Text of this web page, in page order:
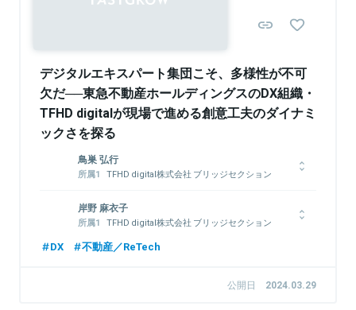
デジタルエキスパート集団こそ、多様性が不可
欠だ──東急不動産ホールディングスのDX組織・
TFHD digitalが現場で進める創意工夫のダイナミ
ックさを探る
鳥巣 弘行
TFHD digital株式会社 ブリッジセクション
プCX・イノベーション推進部
新卒でインターネット総合企業に入社してエンジニアを経験後、
ラインサービスの企画・運営を経験。2020年に東急不動産へ入
岸野 麻衣子
TFHD digital株式会社 ブリッジセクション
プCX・イノベーション推進部
わった後、2017年に東急不動産に入社。商業事業部門での経験
DX 不動産／ReTech
公開日 2024.03.29